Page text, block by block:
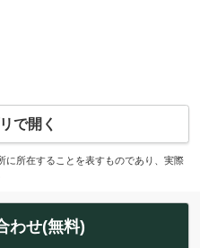
で開く
所在することを表すものであり、実際
わせ(無料)